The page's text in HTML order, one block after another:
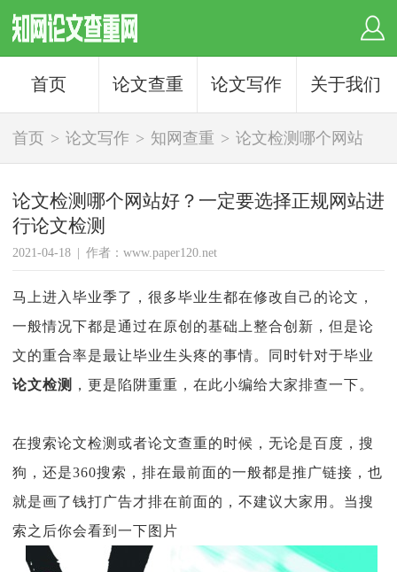
首页 论文查重 论文写作 关于我们
首页 > 论文写作 > 知网查重 > 论文检测哪个网站
好？一定要选择正规网站进行论文检测
论文检测哪个网站好？一定要选择正规网站进
行论文检测
2021-04-18 作者：www.paper120.net
马上进入毕业季了，很多毕业生都在修改自己的论文，
一般情况下都是通过在原创的基础上整合创新，但是论
文的重合率是最让毕业生头疼的事情。同时针对于毕业
论文检测
，更是陷阱重重，在此小编给大家排查一下。
在搜索论文检测或者论文查重的时候，无论是百度，搜
狗，还是360搜索，排在最前面的一般都是推广链接，也
就是画了钱打广告才排在前面的，不建议大家用。当搜
索之后你会看到一下图片